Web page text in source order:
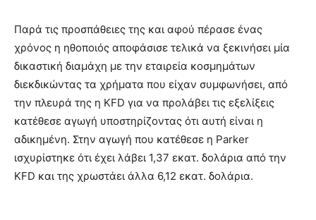
Παρά τις προσπάθειες της και αφού πέρασε ένας
χρόνος η ηθοποιός αποφάσισε τελικά να ξεκινήσει μία
δικαστική διαμάχη με την εταιρεία κοσμημάτων
διεκδικώντας τα χρήματα που είχαν συμφωνήσει, από
την πλευρά της η KFD για να προλάβει τις εξελίξεις
κατέθεσε αγωγή υποστηρίζοντας ότι αυτή είναι η
αδικημένη. Στην αγωγή που κατέθεσε η Parker
ισχυρίστηκε ότι έχει λάβει 1,37 εκατ. δολάρια από την
KFD και της χρωστάει άλλα 6,12 εκατ. δολάρια.